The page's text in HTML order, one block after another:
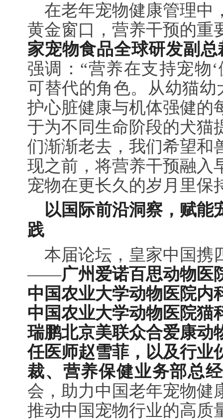
在老年宠物健康管理中
黄金窗口，营养干预的重
家宠物食品全球研发副
强调：“营养在支持宠物
可替代的角色。从幼猫幼
护心脏健康与机体强健的
于为不同生命阶段的犬猫
们渐渐老去，我们希望和
现之前，将营养干预融入
宠物在更长久的岁月里保
以国际前沿洞察，赋能
践
本届论坛，皇家中国携
——广州爱诺百思动物医
中国农业大学动物医院内
中国农业大学动物医院猫
瑞鹏北京美联众合爱康动
任医师赵雪菲，以及行业
裁、营养保健业务部总
会，助力中国老年宠物健
推动中国宠物行业的高质